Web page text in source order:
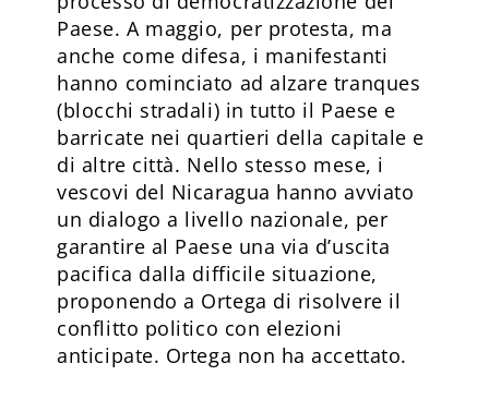
Paese. A maggio, per protesta, ma
anche come difesa, i manifestanti
hanno cominciato ad alzare tranques
(blocchi stradali) in tutto il Paese e
barricate nei quartieri della capitale e
di altre città. Nello stesso mese, i
vescovi del Nicaragua hanno avviato
un dialogo a livello nazionale, per
garantire al Paese una via d’uscita
pacifica dalla difficile situazione,
proponendo a Ortega di risolvere il
conflitto politico con elezioni
anticipate. Ortega non ha accettato.